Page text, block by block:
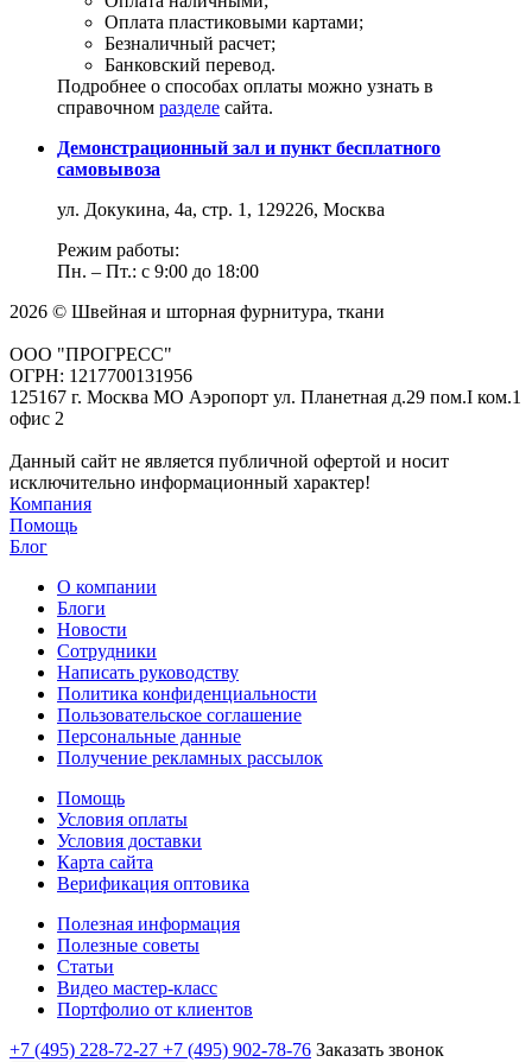
Оплата пластиковыми картами;
Безналичный расчет;
Банковский перевод.
Подробнее о способах оплаты можно узнать в
справочном разделе сайта.
Демонстрационный зал и пункт бесплатного
самовывоза
ул. Докукина, 4а, стр. 1, 129226, Москва
Режим работы:
Пн. – Пт.: с 9:00 до 18:00
2026 © Швейная и шторная фурнитура, ткани
ООО "ПРОГРЕСС"
ОГРН: 1217700131956
125167 г. Москва МО Аэропорт ул. Планетная д.29 пом.I ком.1
офис 2
Данный сайт не является публичной офертой и носит
исключительно информационный характер!
Компания
Помощь
Блог
О компании
Блоги
Новости
Сотрудники
Написать руководству
Политика конфиденциальности
Пользовательское соглашение
Персональные данные
Получение рекламных рассылок
Помощь
Условия оплаты
Условия доставки
Карта сайта
Верификация оптовика
Полезная информация
Полезные советы
Статьи
Видео мастер-класс
Портфолио от клиентов
+7 (495) 228-72-27 +7 (495) 902-78-76 Заказать звонок